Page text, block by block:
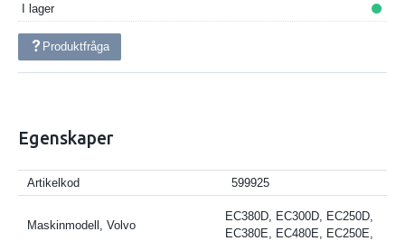
I lager
Produktfråga
Egenskaper
Artikelkod 599925
Maskinmodell, Volvo
EC380D, EC300D, EC250D,
EC380E, EC480E, EC250E,